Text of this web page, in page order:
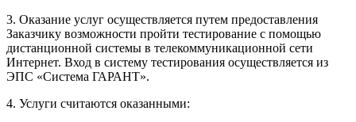
3. Оказание услуг осуществляется путем предоставления
Заказчику возможности пройти тестирование с помощью
дистанционной системы в телекоммуникационной сети
Интернет. Вход в систему тестирования осуществляется из
ЭПС «Система ГАРАНТ».
4. Услуги считаются оказанными: